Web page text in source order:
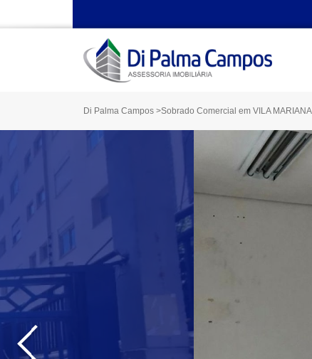
Di Palma Campos >Sobrado Comercial em VILA MARIANA
‹